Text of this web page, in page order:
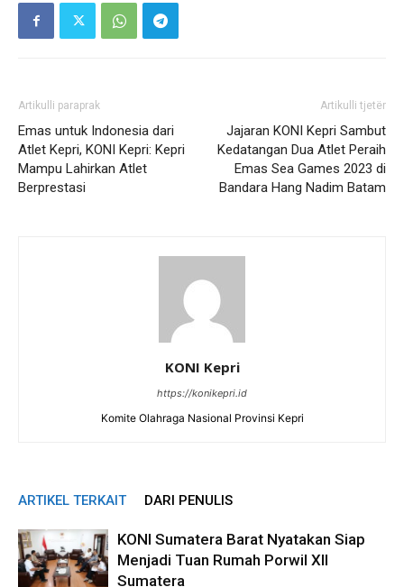
Artikulli paraprak
Emas untuk Indonesia dari
Atlet Kepri, KONI Kepri: Kepri
Mampu Lahirkan Atlet
Berprestasi
Artikulli tjetër
Jajaran KONI Kepri Sambut
Kedatangan Dua Atlet Peraih
Emas Sea Games 2023 di
Bandara Hang Nadim Batam
KONI Kepri
https://konikepri.id
Komite Olahraga Nasional Provinsi Kepri
ARTIKEL TERKAIT DARI PENULIS
KONI Sumatera Barat Nyatakan Siap
Menjadi Tuan Rumah Porwil XII
Sumatera